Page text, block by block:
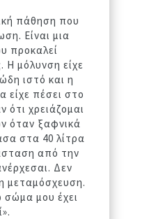
πάθηση που
Είναι μια
προκαλεί
Η μόλυνση είχε
ιστό και η
είχε πέσει στο
ότι χρειάζομαι
όταν ξαφνικά
στα 40 λίτρα
από την
Δεν
μεταμόσχευση.
σώμα μου έχει